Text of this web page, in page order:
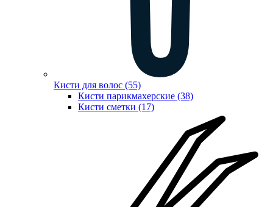
Кисти для волос (55)
Кисти парикмахерские (38)
Кисти сметки (17)